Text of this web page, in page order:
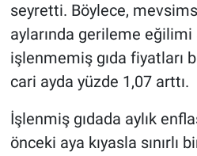
seyretti. Böylece,
aylarında gerileme eğilimi
işlenmemiş gıda fiyatları
cari ayda yüzde 1,07 arttı.
İşlenmiş gıdada aylık
önceki aya kıyasla sınırlı